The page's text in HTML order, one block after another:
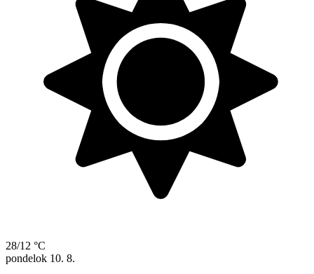
28/12 °C
pondelok 10. 8.